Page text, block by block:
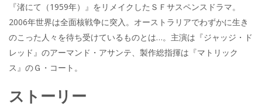
e
b
o
o
k
itt
er
e k
a
o
『渚にて（1959年）』をリメイクしたＳＦサスペンスドラマ。
2006年世界は全面核戦争に突入。オーストラリアでわずかに生き
のこった人々を待ち受けているものとは…。主演は『ジャッジ・ド
レッド』のアーマンド・アサンテ、製作総指揮は『マトリック
ス』のＧ・コート。
ストーリー